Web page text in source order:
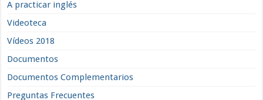
A practicar inglés
Videoteca
Vídeos 2018
Documentos
Documentos Complementarios
Preguntas Frecuentes